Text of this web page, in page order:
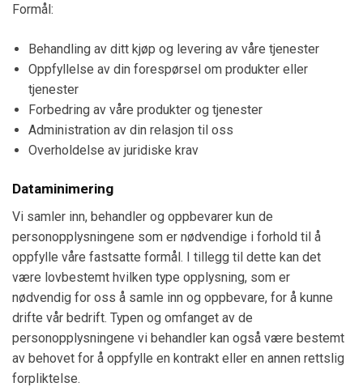
Formål:
Behandling av ditt kjøp og levering av våre tjenester
Oppfyllelse av din forespørsel om produkter eller
tjenester
Forbedring av våre produkter og tjenester
Administration av din relasjon til oss
Overholdelse av juridiske krav
Dataminimering
Vi samler inn, behandler og oppbevarer kun de
personopplysningene som er nødvendige i forhold til å
oppfylle våre fastsatte formål. I tillegg til dette kan det
være lovbestemt hvilken type opplysning, som er
nødvendig for oss å samle inn og oppbevare, for å kunne
drifte vår bedrift. Typen og omfanget av de
personopplysningene vi behandler kan også være bestemt
av behovet for å oppfylle en kontrakt eller en annen rettslig
forpliktelse.